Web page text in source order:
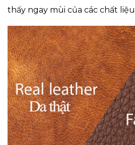
thấy ngay mùi của các chất